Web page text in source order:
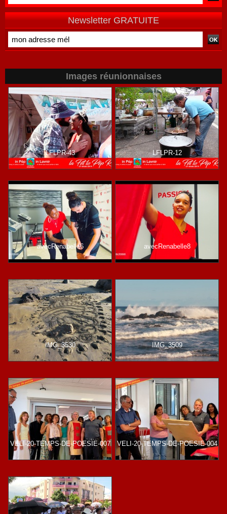
Newsletter GRATUITE
Images réunionnaises
LFLPR-43 LFLPR-12
avecRenabelle6 avecRenabelle8
IMG_3530 IMG_3509
VELI-20-TEMPS-DE-POESIE-007 VELI-20-TEMPS-DE-POESIE-004